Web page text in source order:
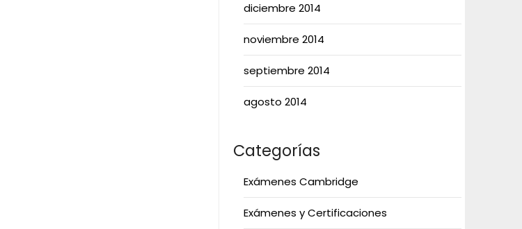
diciembre 2014
noviembre 2014
septiembre 2014
agosto 2014
Categorías
Exámenes Cambridge
Exámenes y Certificaciones